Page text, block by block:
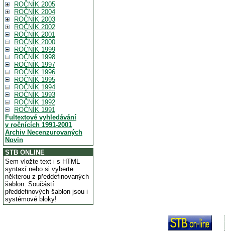
ROČNÍK 2005
ROČNÍK 2004
ROČNÍK 2003
ROČNÍK 2002
ROČNÍK 2001
ROČNÍK 2000
ROČNÍK 1999
ROČNÍK 1998
ROČNÍK 1997
ROČNÍK 1996
ROČNÍK 1995
ROČNÍK 1994
ROČNÍK 1993
ROČNÍK 1992
ROČNÍK 1991
Fultextové vyhledávání
v ročnících 1991-2001
Archiv Necenzurovaných
Novin
STB ONLINE
Sem vložte text i s HTML
syntaxí nebo si vyberte
některou z předdefinovaných
šablon. Součástí
předdefinových šablon jsou i
systémové bloky!